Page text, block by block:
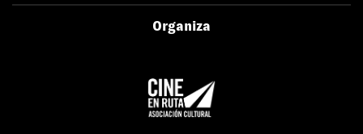
Organiza